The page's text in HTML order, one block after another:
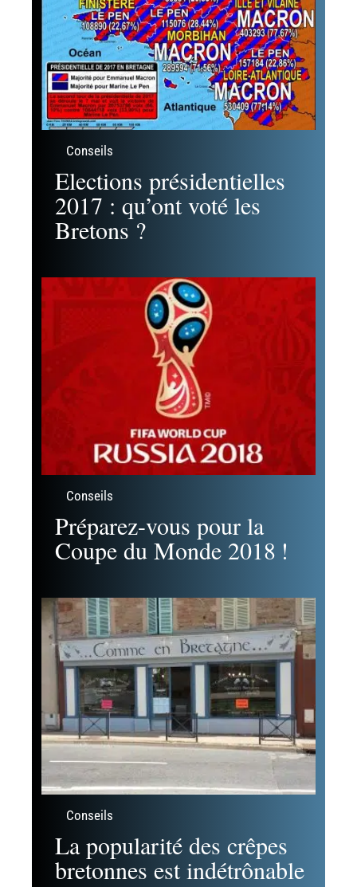
Recherche
Les incontournables
Conseils
Elections présidentielles
2017 : qu’ont voté les
Bretons ?
Conseils
Préparez-vous pour la
Coupe du Monde 2018 !